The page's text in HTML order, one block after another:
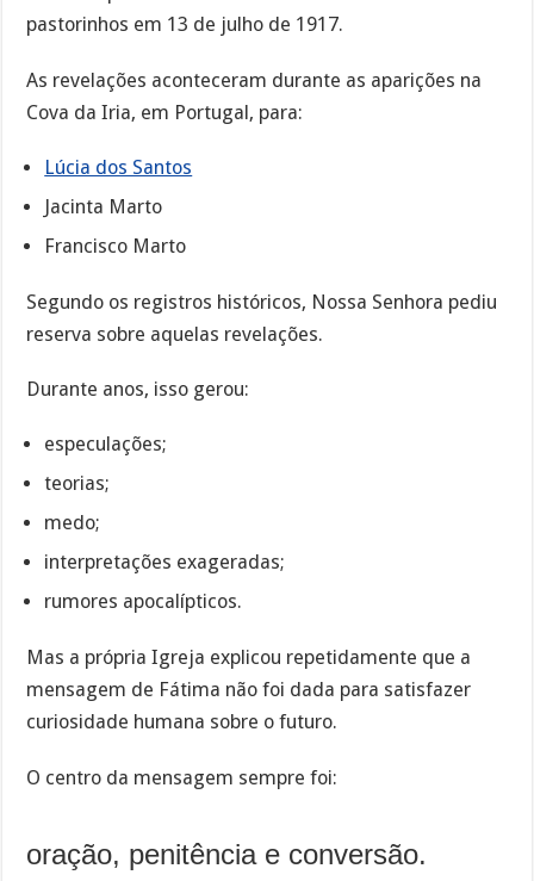
pastorinhos em 13 de julho de 1917.
As revelações aconteceram durante as aparições na
Cova da Iria, em Portugal, para:
Lúcia dos Santos
Jacinta Marto
Francisco Marto
Segundo os registros históricos, Nossa Senhora pediu
reserva sobre aquelas revelações.
Durante anos, isso gerou:
especulações;
teorias;
medo;
interpretações exageradas;
rumores apocalípticos.
Mas a própria Igreja explicou repetidamente que a
mensagem de Fátima não foi dada para satisfazer
curiosidade humana sobre o futuro.
O centro da mensagem sempre foi:
oração, penitência e conversão.